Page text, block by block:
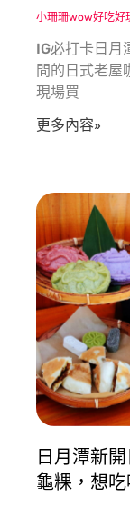
小珊珊wow好吃好
IG必打卡日月
間的日式老屋
現場買
更多內容»
日月潭新
龜粿，想